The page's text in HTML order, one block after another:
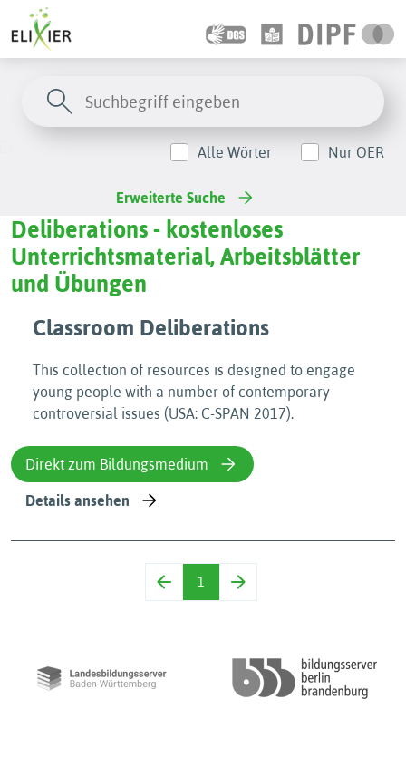
Alle Wörter Nur OER
Erweiterte Suche
Deliberations - kostenloses
Unterrichtsmaterial, Arbeitsblätter
und Übungen
Classroom Deliberations
This collection of resources is designed to engage
young people with a number of contemporary
controversial issues (USA: C-SPAN 2017).
Direkt zum Bildungsmedium
Details ansehen
1